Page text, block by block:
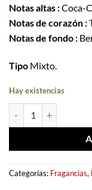
Notas altas :Coca-
Notas de corazón :
Notas de fondo :
Tipo Mixto.
Hay existencias
Categorías: Fragancias,